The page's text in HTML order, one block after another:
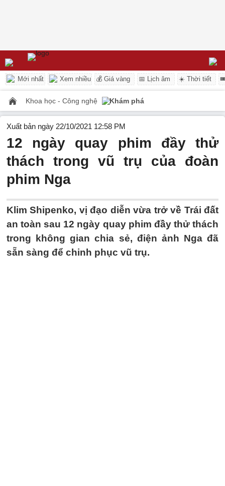
Mới nhất Xem nhiều 💰 Giá vàng 📅 Lịch âm ☀️ Thời tiết
Khoa học - Công nghệ Khám phá
Xuất bản ngày 22/10/2021 12:58 PM
12 ngày quay phim đầy thử
thách trong vũ trụ của đoàn
phim Nga
Klim Shipenko, vị đạo diễn vừa trở về Trái đất
an toàn sau 12 ngày quay phim đầy thử thách
trong không gian chia sẻ, điện ảnh Nga đã
sẵn sàng để chinh phục vũ trụ.